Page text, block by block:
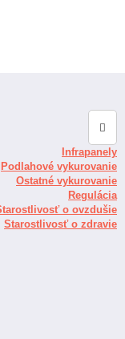
Infrapanely
Podlahové vykurovanie
Ostatné vykurovanie
Regulácia
o ovzdušie
Starostlivosť o zdravie